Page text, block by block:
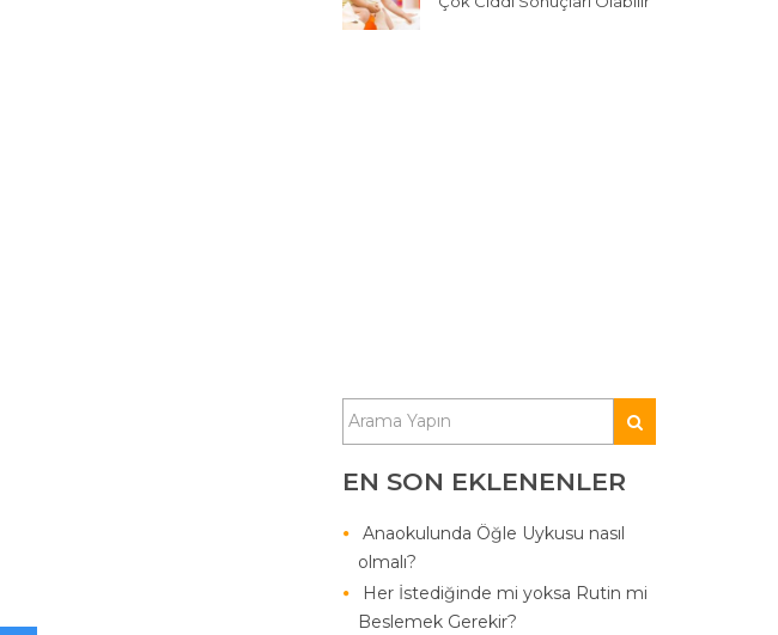
EN SON EKLENENLER
Anaokulunda Öğle Uykusu nasıl
olmalı?
Her İstediğinde mi yoksa Rutin mi
Beslemek Gerekir?